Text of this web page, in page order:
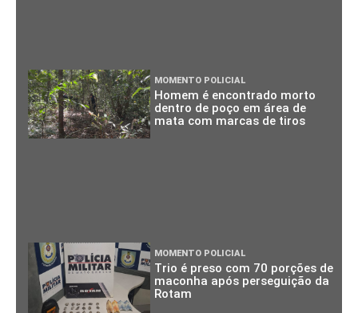
MOMENTO POLICIAL
Homem é encontrado morto
dentro de poço em área de
mata com marcas de tiros
MOMENTO POLICIAL
Trio é preso com 70 porções de
maconha após perseguição da
Rotam